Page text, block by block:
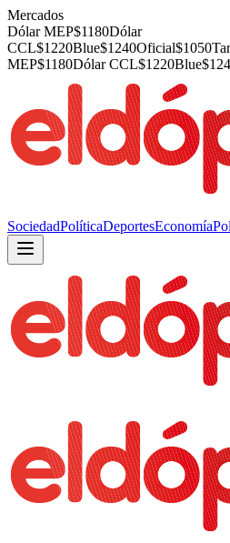
Mercados
Dólar MEP$1180Dólar
CCL$1220Blue$1240Oficial$1050
MEP$1180Dólar CCL$1220Blue$
SociedadPolíticaDeportesEconomía